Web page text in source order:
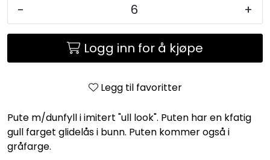
- +
Logg inn for å kjøpe
Legg til favoritter
Pute m/dunfyll i imitert "ull look". Puten har en kfatig
gull farget glidelås i bunn. Puten kommer også i
gråfarge.